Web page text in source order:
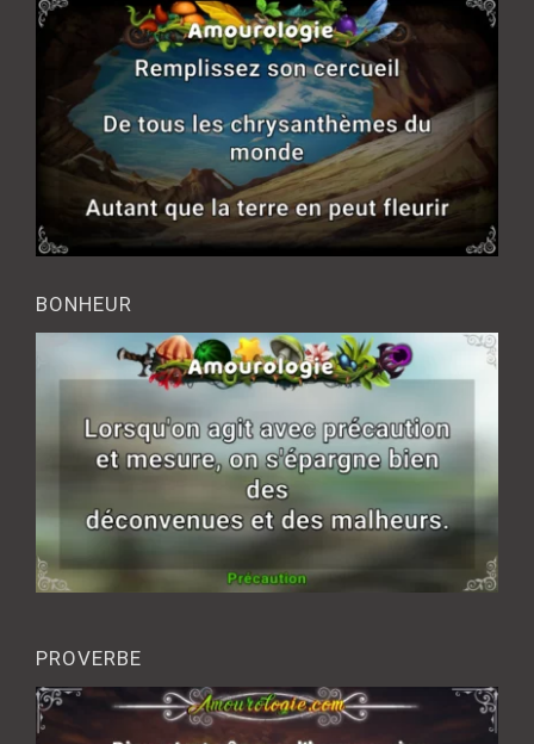
BONHEUR
PROVERBE